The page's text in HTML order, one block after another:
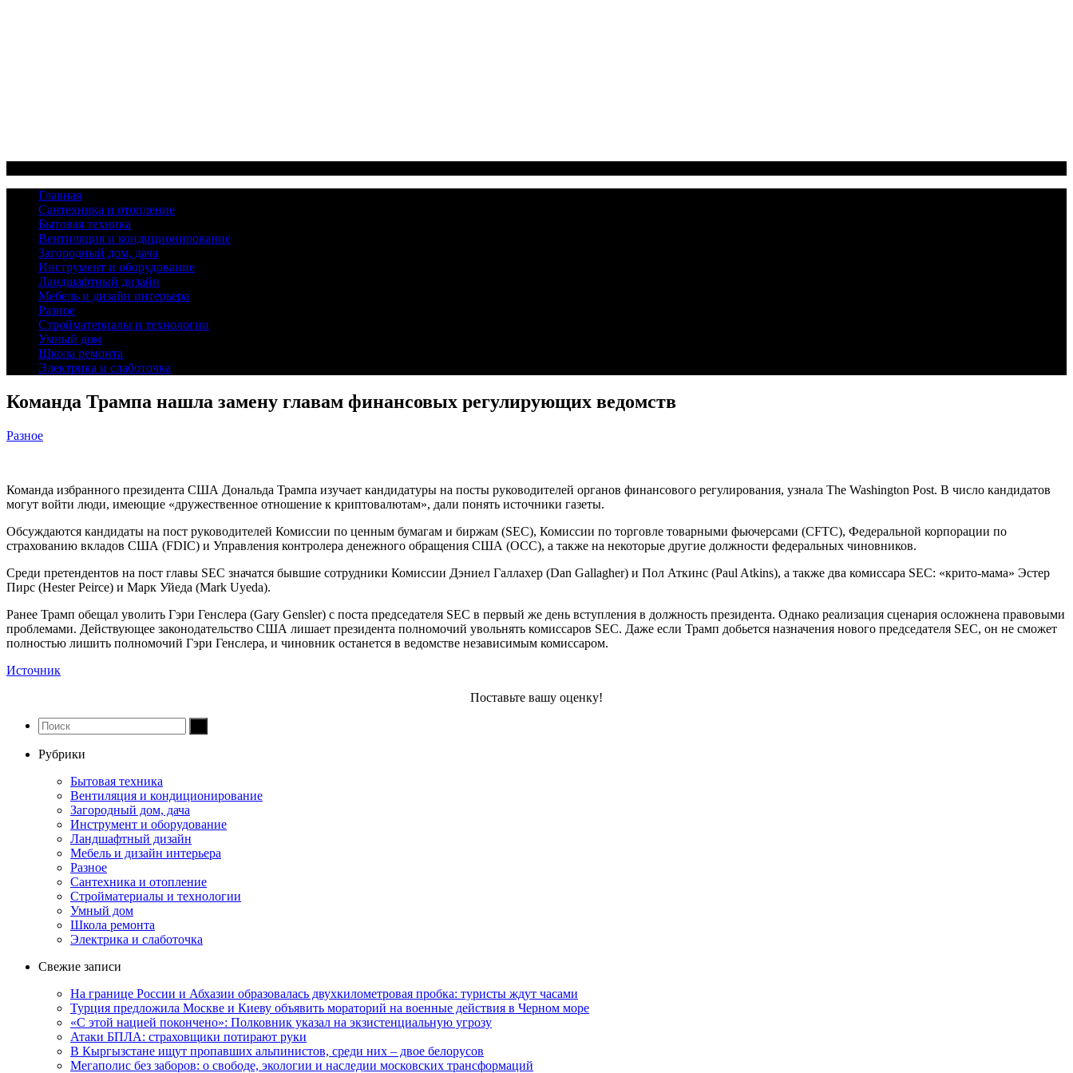
Главная
Сантехника и отопление
Бытовая техника
Вентиляция и кондиционирование
Загородный дом, дача
Инструмент и оборудование
Ландшафтный дизайн
Мебель и дизайн интерьера
Разное
Стройматериалы и технологии
Умный дом
Школа ремонта
Электрика и слаботочка
Команда Трампа нашла замену главам финансовых регулирующих ведомств
Разное
Команда избранного президента США Дональда Трампа изучает кандидатуры на посты руководителей органов финансового регулирования, узнала The Washington Post. В число кандидатов
могут войти люди, имеющие «дружественное отношение к криптовалютам», дали понять источники газеты.
Обсуждаются кандидаты на пост руководителей Комиссии по ценным бумагам и биржам (SEC), Комиссии по торговле товарными фьючерсами (CFTC), Федеральной корпорации по
страхованию вкладов США (FDIC) и Управления контролера денежного обращения США (OCC), а также на некоторые другие должности федеральных чиновников.
Среди претендентов на пост главы SEC значатся бывшие сотрудники Комиссии Дэниел Галлахер (Dan Gallagher) и Пол Аткинс (Paul Atkins), а также два комиссара SEC: «крито-мама» Эстер
Пирс (Hester Peirce) и Марк Уйеда (Mark Uyeda).
Ранее Трамп обещал уволить Гэри Генслера (Gary Gensler) с поста председателя SEC в первый же день вступления в должность президента. Однако реализация сценария осложнена правовыми
проблемами. Действующее законодательство США лишает президента полномочий увольнять комиссаров SEC. Даже если Трамп добьется назначения нового председателя SEC, он не сможет
полностью лишить полномочий Гэри Генслера, и чиновник останется в ведомстве независимым комиссаром.
Источник
Поставьте вашу оценку!
Рубрики
Бытовая техника
Вентиляция и кондиционирование
Загородный дом, дача
Инструмент и оборудование
Ландшафтный дизайн
Мебель и дизайн интерьера
Разное
Сантехника и отопление
Стройматериалы и технологии
Умный дом
Школа ремонта
Электрика и слаботочка
Свежие записи
На границе России и Абхазии образовалась двухкилометровая пробка: туристы ждут часами
Турция предложила Москве и Киеву объявить мораторий на военные действия в Черном море
«С этой нацией покончено»: Полковник указал на экзистенциальную угрозу
Атаки БПЛА: страховщики потирают руки
В Кыргызстане ищут пропавших альпинистов, среди них – двое белорусов
Мегаполис без заборов: о свободе, экологии и наследии московских трансформаций